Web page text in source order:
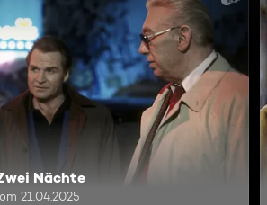
Nächte
21.04.2025